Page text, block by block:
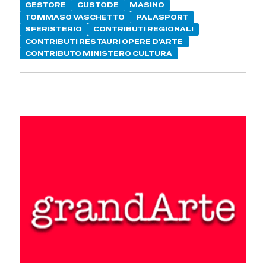
GESTORE CUSTODE
MASINO
TOMMASO VASCHETTO
PALASPORT
SFERISTERIO
CONTRIBUTI REGIONALI
CONTRIBUTI RESTAURI OPERE D'ARTE
CONTRIBUTO MINISTERO CULTURA